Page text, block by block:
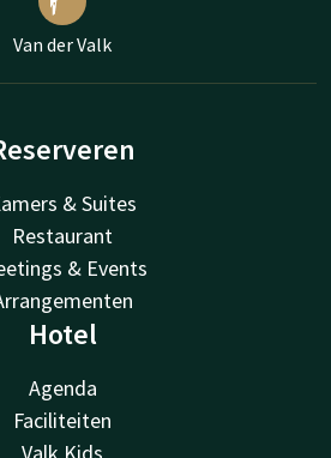
Van der Valk
& Suites
Restaurant
& Events
Hotel
Agenda
Faciliteiten
Valk Kids